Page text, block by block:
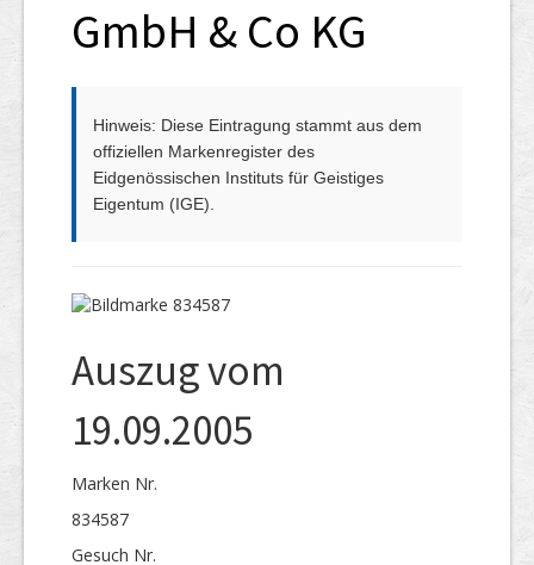
GmbH & Co KG
Hinweis: Diese Eintragung stammt aus dem
offiziellen Markenregister des
Eidgenössischen Instituts für Geistiges
Eigentum (IGE).
Auszug vom
19.09.2005
Marken Nr.
834587
Gesuch Nr.